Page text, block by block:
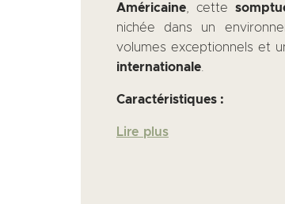
Américaine , cette
nichée dans un
volumes exceptionnels et
internationale
Caractéristiques :
Lire plus